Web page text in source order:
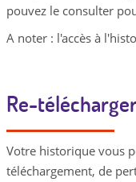
pouvez le consulter
A noter : l'accès à
Re-
Votre historique vous
téléchargement, de